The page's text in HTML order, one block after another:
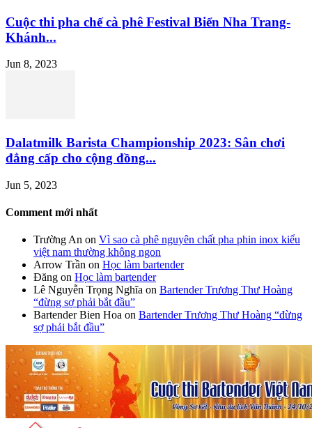
Cuộc thi pha chế cà phê Festival Biển Nha Trang-
Khánh...
Jun 8, 2023
Dalatmilk Barista Championship 2023: Sân chơi
đẳng cấp cho cộng đồng...
Jun 5, 2023
Comment mới nhất
Trường An on Vì sao cà phê nguyên chất pha phin inox kiểu
việt nam thường không ngon
Arrow Trần on Học làm bartender
Đăng on Học làm bartender
Lê Nguyễn Trọng Nghĩa on Bartender Trương Thư Hoàng
“đừng sợ phải bắt đầu”
Bartender Bien Hoa on Bartender Trương Thư Hoàng “đừng
sợ phải bắt đầu”